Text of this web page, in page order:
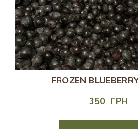
FROZEN
350  ГРН